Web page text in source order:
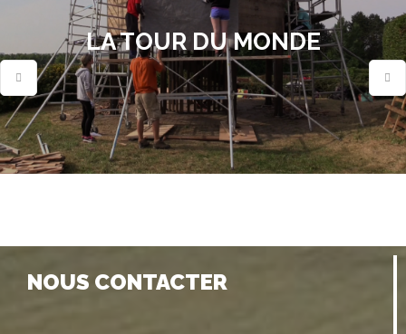
LA TOUR DU MONDE
NOUS CONTACTER